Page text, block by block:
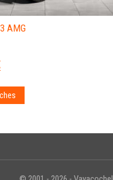
AMG